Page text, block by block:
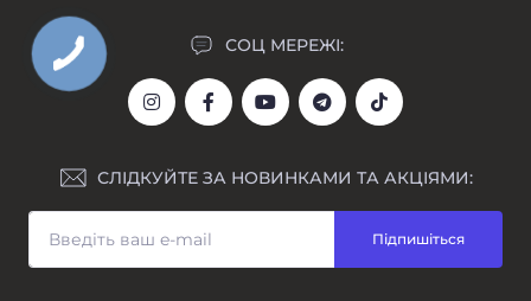
СОЦ МЕРЕЖІ:
СЛІДКУЙТЕ ЗА НОВИНКАМИ ТА АКЦІЯМИ:
Підпишіться